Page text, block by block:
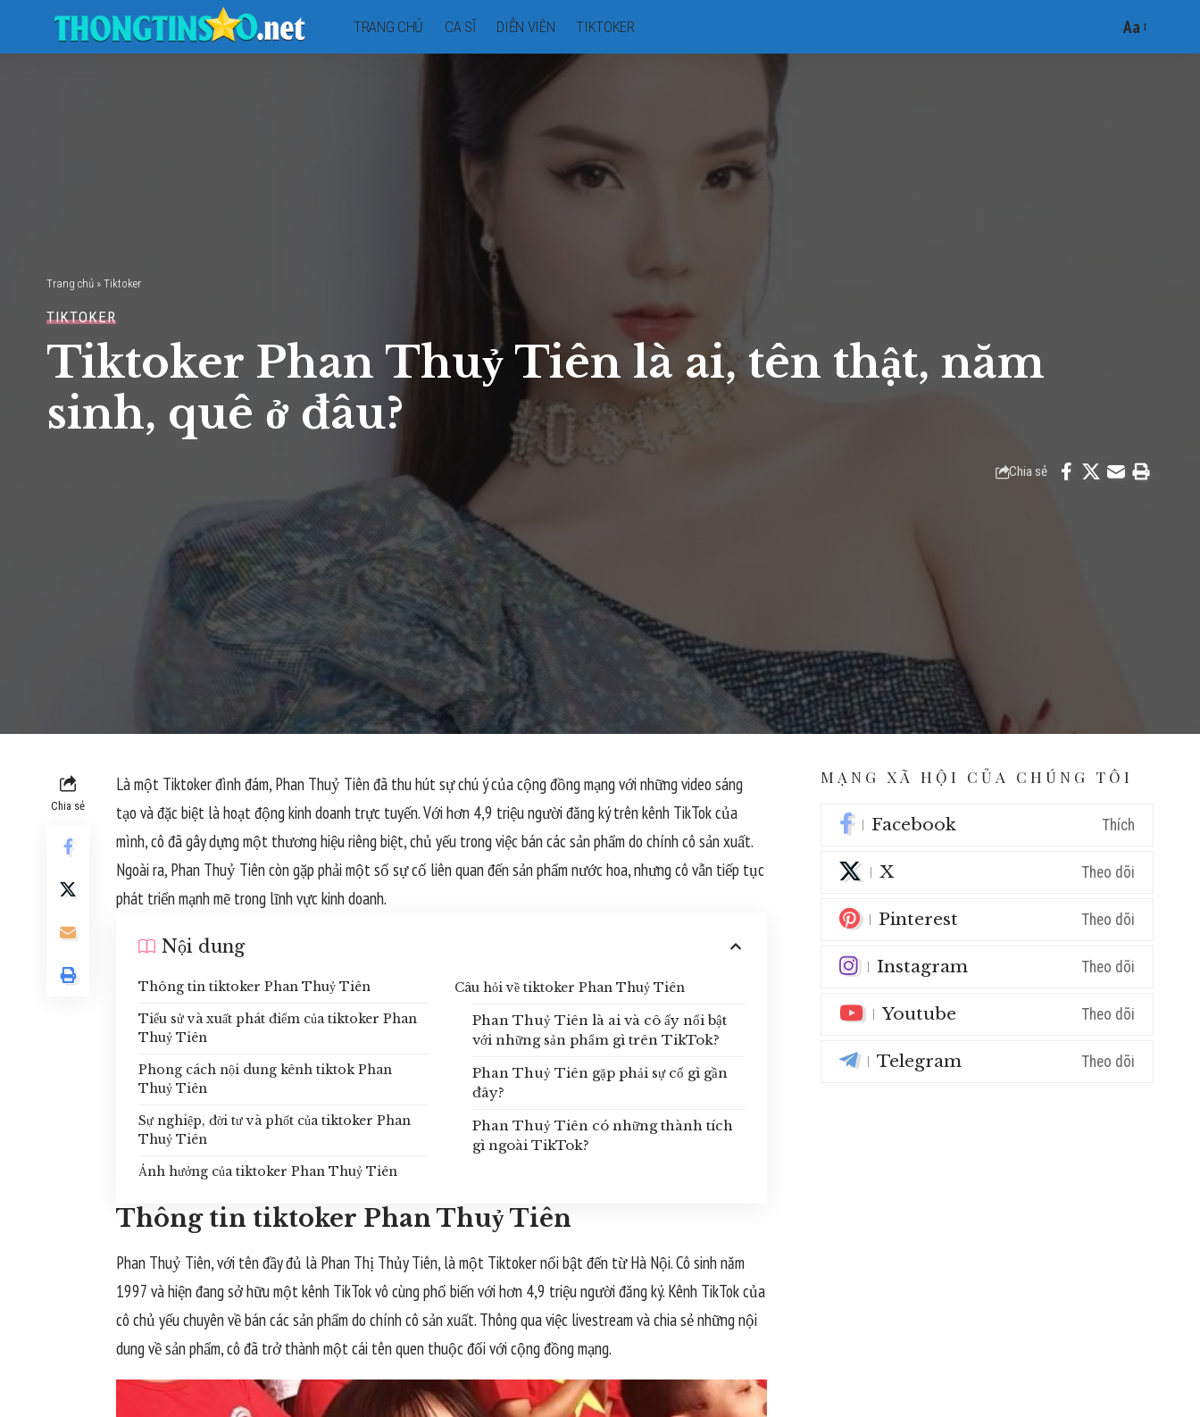
TRANG CHỦ CA SĨ DIỄN VIÊN TIKTOKER
Font
Aa
Trang chủ » Tiktoker
TIKTOKER
Tiktoker Phan Thuỷ Tiên là ai, tên thật, năm
sinh, quê ở đâu?
Chia sẻ
Chia sẻ
Là một Tiktoker đình đám, Phan Thuỷ Tiên đã thu hút sự chú ý của cộng đồng mạng với những video sáng
tạo và đặc biệt là hoạt động kinh doanh trực tuyến. Với hơn 4,9 triệu người đăng ký trên kênh TikTok của
mình, cô đã gây dựng một thương hiệu riêng biệt, chủ yếu trong việc bán các sản phẩm do chính cô sản xuất.
Ngoài ra, Phan Thuỷ Tiên còn gặp phải một số sự cố liên quan đến sản phẩm nước hoa, nhưng cô vẫn tiếp tục
phát triển mạnh mẽ trong lĩnh vực kinh doanh.
Nội dung
Thông tin tiktoker Phan Thuỷ Tiên
Tiểu sử và xuất phát điểm của tiktoker Phan
Thuỷ Tiên
Phong cách nội dung kênh tiktok Phan
Thuỷ Tiên
Sự nghiệp, đời tư và phốt của tiktoker Phan
Thuỷ Tiên
Ảnh hưởng của tiktoker Phan Thuỷ Tiên
Câu hỏi về tiktoker Phan Thuỷ Tiên
Phan Thuỷ Tiên là ai và cô ấy nổi bật
với những sản phẩm gì trên TikTok?
Phan Thuỷ Tiên gặp phải sự cố gì gần
đây?
Phan Thuỷ Tiên có những thành tích
gì ngoài TikTok?
Thông tin tiktoker Phan Thuỷ Tiên
Phan Thuỷ Tiên, với tên đầy đủ là Phan Thị Thủy Tiên, là một Tiktoker nổi bật đến từ Hà Nội. Cô sinh năm
1997 và hiện đang sở hữu một kênh TikTok vô cùng phổ biến với hơn 4,9 triệu người đăng ký. Kênh TikTok của
cô chủ yếu chuyên về bán các sản phẩm do chính cô sản xuất. Thông qua việc livestream và chia sẻ những nội
dung về sản phẩm, cô đã trở thành một cái tên quen thuộc đối với cộng đồng mạng.
MẠNG XÃ HỘI CỦA CHÚNG TÔI
Facebook Thích
X Theo dõi
Pinterest Theo dõi
Instagram Theo dõi
Youtube Theo dõi
Telegram Theo dõi